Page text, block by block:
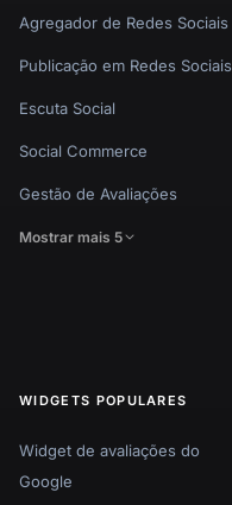
Agregador de Redes Sociais
Publicação em Redes Sociais
Escuta Social
Social Commerce
Gestão de Avaliações
Mostrar mais 5
WIDGETS POPULARES
Widget de avaliações do
Google